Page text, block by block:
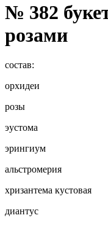
№ 382
розами
состав:
орхидеи
розы
эустома
эрингиум
альстромерия
хризантема кустовая
диантус